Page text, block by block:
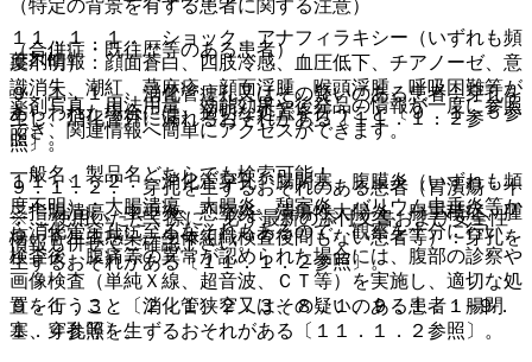
（特定の背景を有する患者に関する注意）
（合併症・既往歴等のある患者）
９．１．１． 消化管瘻孔又はその疑いのある患者：穿孔を
生じ、消化管外に漏れるおそれがある〔１１．１．２参
照〕。
９．１．２． 穿孔を生ずるおそれのある患者（胃潰瘍・十
二指腸潰瘍、虫垂炎、憩室炎、潰瘍性大腸炎、腸重積症、腫
瘍、寄生虫感染、生体組織検査後間もない患者等）：穿孔を
生ずるおそれがある〔１１．１．２参照〕。
９．１．３． 消化管狭窄又はその疑いのある患者：腸閉
塞、穿孔等を生ずるおそれがある〔１１．１．２参照〕。
１１．１．１． ショック、アナフィラキシー（いずれも頻
度不明）：顔面蒼白、四肢冷感、血圧低下、チアノーゼ、意
識消失、潮紅、蕁麻疹、顔面浮腫、喉頭浮腫、呼吸困難等が
あらわれた場合には、適切な処置を行うこと〔９．１．５参
照〕。
１１．１．２． 消化管穿孔、腸閉塞、腹膜炎（いずれも頻
度不明）：大腸潰瘍、大腸炎、憩室炎、バリウム虫垂炎等か
ら消化管穿孔に至るおそれもあるので、観察を十分に行い、
検査後、腹痛等の異常が認められた場合には、腹部の診察や
画像検査（単純Ｘ線、超音波、ＣＴ等）を実施し、適切な処
置を行うこと〔２．１、２．３、８．１、９．１．１−９．
１．４参照〕。
薬剤情報
薬剤写真、用法用量、効能効果や後発品の情報が一度に参照
でき、関連情報へ簡単にアクセスができます。
一般名、製品名どちらでも検索可能！
※ ご使用いただく際に、必ず最新の添付文書および安全性
情報も併せてご確認下さい。